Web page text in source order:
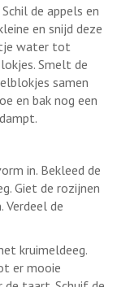
de appels en
en snijd deze
water tot
Smelt de
samen
en bak nog een
in. Bekleed de
Giet de rozijnen
de
kruimeldeeg.
er mooie